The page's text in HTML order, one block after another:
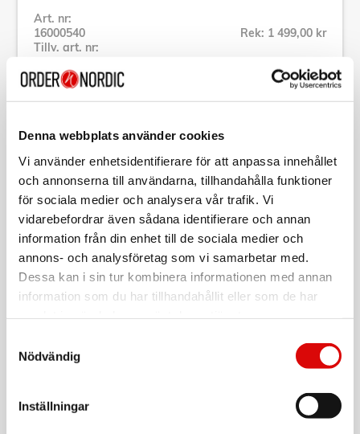
Denna webbplats använder cookies
Vi använder enhetsidentifierare för att anpassa innehållet
och annonserna till användarna, tillhandahålla funktioner
för sociala medier och analysera vår trafik. Vi
vidarebefordrar även sådana identifierare och annan
information från din enhet till de sociala medier och
annons- och analysföretag som vi samarbetar med.
Dessa kan i sin tur kombinera informationen med annan
information som du har tillhandahållit eller som de har
Nödvändig
Inställningar
Art. nr:
16000540
Tillv. art. nr:
Rek: 1 499,00 kr
Se alla produkter inom Kärcher
Specifikation
Beskrivning
Art. nr:16000540
Tillv. art. nr:16000540
EAN-kod:
4054278804712
smart förvaring på maskinen för spolhandtag/sladd och
Läs mer